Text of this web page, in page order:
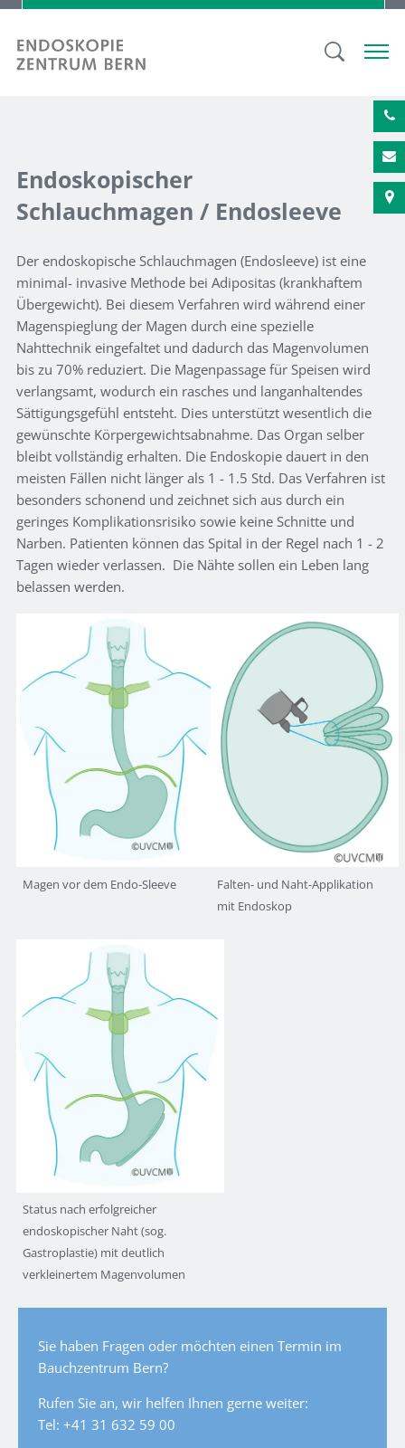
Endoskopischer
Schlauchmagen / Endosleeve
Der endoskopische Schlauchmagen (Endosleeve) ist eine
minimal- invasive Methode bei Adipositas (krankhaftem
Übergewicht). Bei diesem Verfahren wird während einer
Magenspieglung der Magen durch eine spezielle
Nahttechnik eingefaltet und dadurch das Magenvolumen
bis zu 70% reduziert. Die Magenpassage für Speisen wird
verlangsamt, wodurch ein rasches und langanhaltendes
Sättigungsgefühl entsteht. Dies unterstützt wesentlich die
gewünschte Körpergewichtsabnahme. Das Organ selber
bleibt vollständig erhalten. Die Endoskopie dauert in den
meisten Fällen nicht länger als 1 - 1.5 Std. Das Verfahren ist
besonders schonend und zeichnet sich aus durch ein
geringes Komplikationsrisiko sowie keine Schnitte und
Narben. Patienten können das Spital in der Regel nach 1 - 2
Tagen wieder verlassen. Die Nähte sollen ein Leben lang
belassen werden.
Magen vor dem Endo-Sleeve
Falten- und Naht-Applikation
mit Endoskop
Status nach erfolgreicher
endoskopischer Naht (sog.
Gastroplastie) mit deutlich
verkleinertem Magenvolumen
Sie haben Fragen oder möchten einen Termin im
Bauchzentrum Bern?
Rufen Sie an, wir helfen Ihnen gerne weiter:
Tel: +41 31 632 59 00